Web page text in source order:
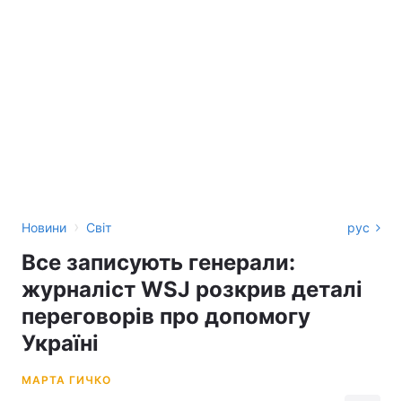
Новини › Світ рус
Все записують генерали:
журналіст WSJ розкрив деталі
переговорів про допомогу
Україні
МАРТА ГИЧКО